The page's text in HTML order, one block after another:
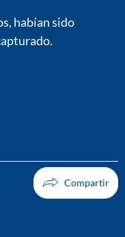
habían sido